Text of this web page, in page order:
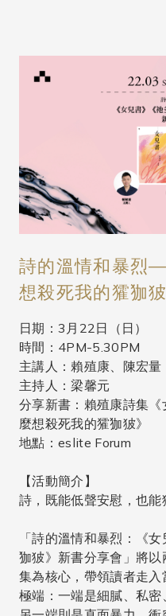
詩的溫情和暴烈
想殺死我的㺢㹢
日期：3月22日（日）
時間：4PM-5.30PM
主講人：賴殖康、陳宏量
主持人：梁馨元
分享新書：賴殖康詩集
麼想殺死我的㺢㹢狓》
地點：eslite Forum
【活動簡介】
詩，既能低聲安慰，也能
「詩的溫情和暴烈：《
㹢狓》新書分享會」將
集為核心，帶領讀者走
極端：一端是細膩、私密